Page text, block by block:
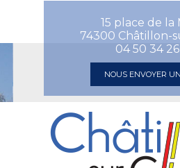
15 place de la
74300 Châtillon-
04 50 34
NOUS ENVOYER